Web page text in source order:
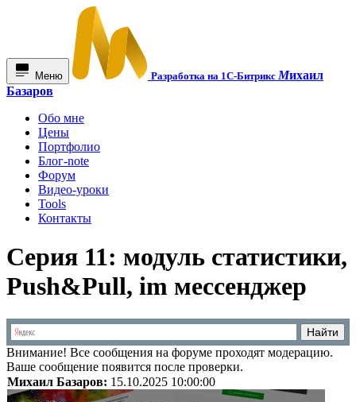
Меню Разработка на 1С-БитриксМихаил
Базаров
Обо мне
Цены
Портфолио
Блог-note
Форум
Видео-уроки
Tools
Контакты
Серия 11: модуль статистики,
Push&Pull, im мессенджер
Внимание! Все сообщения на форуме проходят модерацию.
Ваше сообщение появится после проверки.
Михаил Базаров: 15.10.2025 10:00:00